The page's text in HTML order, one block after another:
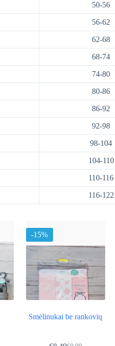
50-56
56-62
62-68
68-74
74-80
80-86
86-92
92-98
98-104
104-110
110-116
116-122
-15%
Smėlinukai be rankovių